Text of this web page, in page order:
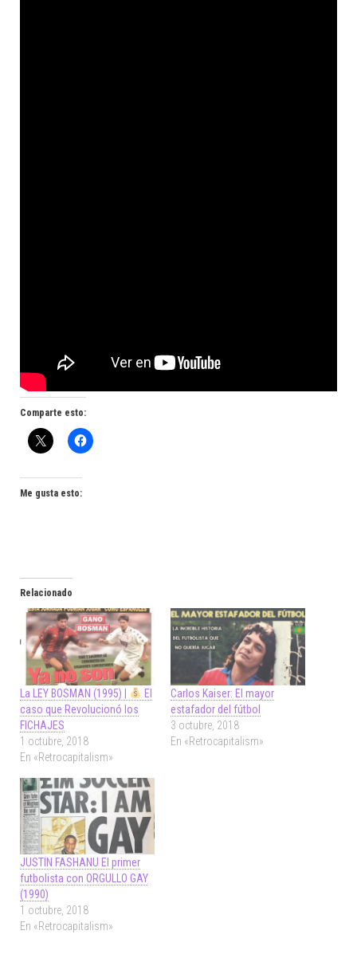
Comparte esto:
Me gusta esto:
Relacionado
La LEY BOSMAN (1995) |
El
caso que Revolucionó los
FICHAJES
1 octubre, 2018
En «Retrocapitalism»
Carlos Kaiser: El mayor
estafador del fútbol
3 octubre, 2018
En «Retrocapitalism»
JUSTIN FASHANU El primer
futbolista con ORGULLO GAY
(1990)
1 octubre, 2018
En «Retrocapitalism»